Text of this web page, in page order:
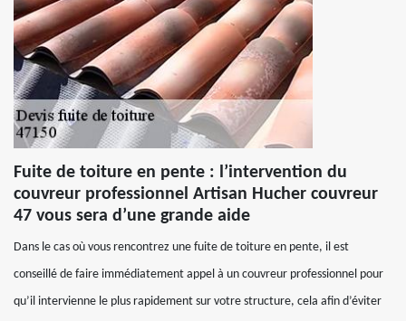
Fuite de toiture en pente : l’intervention du
couvreur professionnel Artisan Hucher couvreur
47 vous sera d’une grande aide
Dans le cas où vous rencontrez une fuite de toiture en pente, il est
conseillé de faire immédiatement appel à un couvreur professionnel pour
qu’il intervienne le plus rapidement sur votre structure, cela afin d’éviter